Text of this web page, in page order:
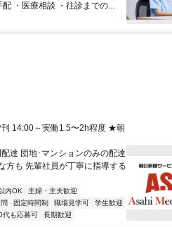
・医療相談 ・往診までの...
14:00～実働1.5〜2h程度 ★朝
達 団地･マンションのみの配達
方も 先輩社員が丁寧に指導する
内OK
主婦・主夫歓迎
固定時間制 職場見学可
学生歓迎
代も応募可 長期歓迎